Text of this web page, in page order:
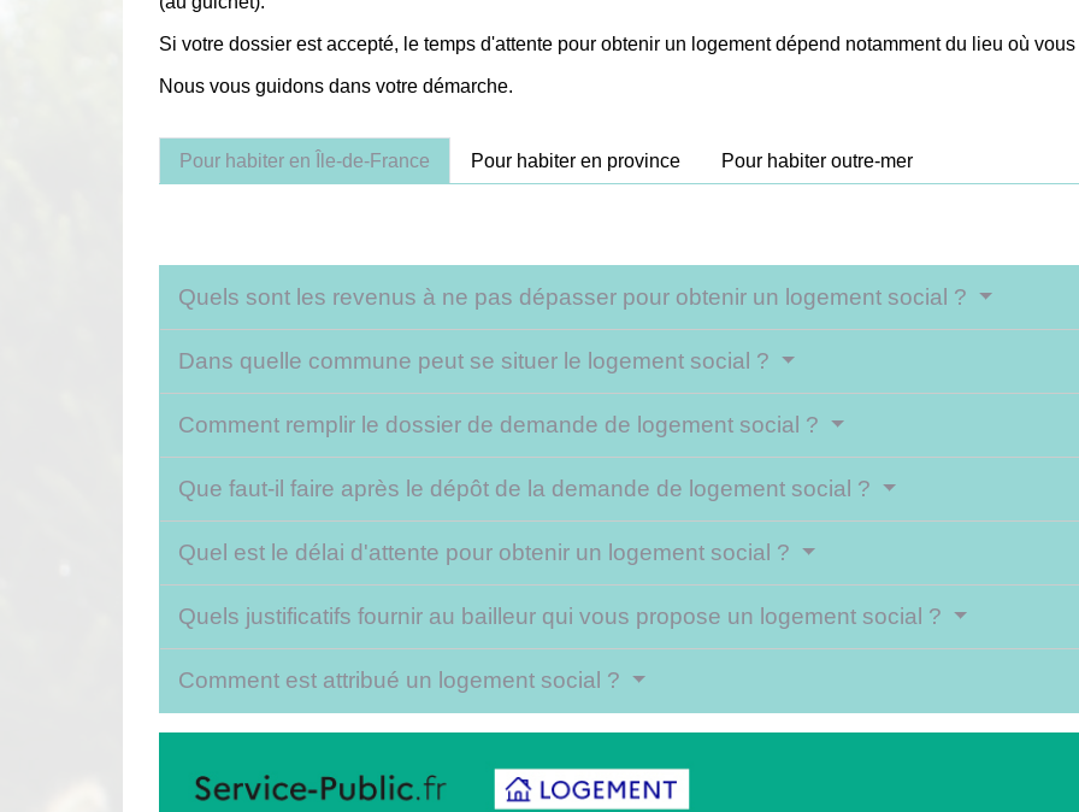
Si votre dossier est accepté, le temps d'attente pour obtenir un logement dépend notamment du lieu où
Nous vous guidons dans votre démarche.
Pour habiter en Île-de-France Pour habiter en province Pour habiter outre-mer
Quels sont les revenus à ne pas dépasser pour obtenir un logement social ?
Dans quelle commune peut se situer le logement social ?
Comment remplir le dossier de demande de logement social ?
Que faut-il faire après le dépôt de la demande de logement social ?
Quel est le délai d'attente pour obtenir un logement social ?
Quels justificatifs fournir au bailleur qui vous propose un logement social ?
Comment est attribué un logement social ?